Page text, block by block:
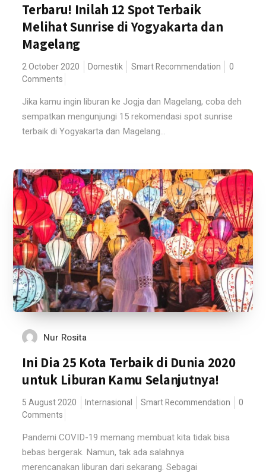
Terbaru! Inilah 12 Spot Terbaik
Melihat Sunrise di Yogyakarta dan
Magelang
2 October 2020 Domestik Smart Recommendation
0
Comments
Jika kamu ingin liburan ke Jogja dan Magelang, coba deh
sempatkan mengunjungi 15 rekomendasi spot sunrise
terbaik di Yogyakarta dan Magelang...
Nur Rosita
Ini Dia 25 Kota Terbaik di Dunia 2020
untuk Liburan Kamu Selanjutnya!
5 August 2020 Internasional Smart Recommendation
0
Comments
Pandemi COVID-19 memang membuat kita tidak bisa
bebas bergerak. Namun, tak ada salahnya
merencanakan liburan dari sekarang. Sebagai